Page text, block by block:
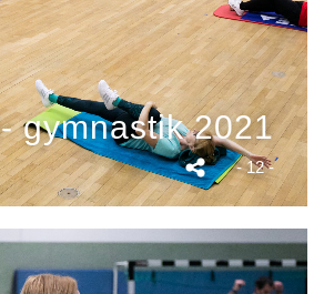
gymnastik 2021
- 12 -